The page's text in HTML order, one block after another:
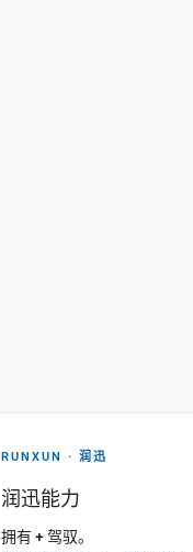
RUNXUN · 润迅
润迅能力
拥有 + 驾驭。